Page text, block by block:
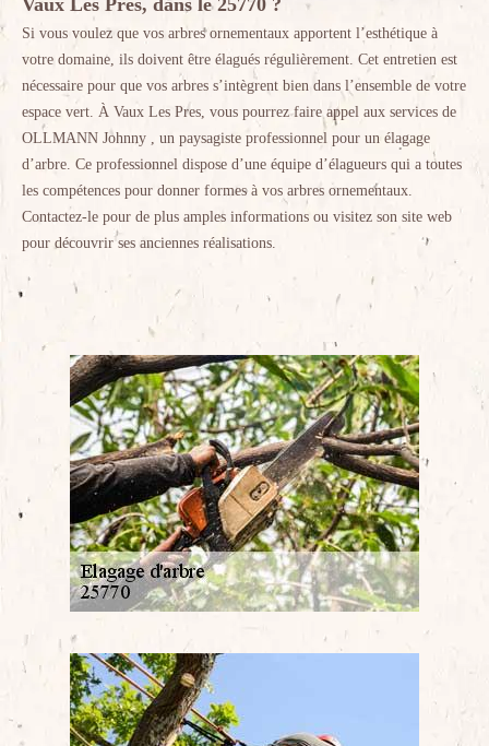
Vaux Les Pres, dans le 25770 ?
Si vous voulez que vos arbres ornementaux apportent l’esthétique à
votre domaine, ils doivent être élagués régulièrement. Cet entretien est
nécessaire pour que vos arbres s’intègrent bien dans l’ensemble de votre
espace vert. À Vaux Les Pres, vous pourrez faire appel aux services de
OLLMANN Johnny , un paysagiste professionnel pour un élagage
d’arbre. Ce professionnel dispose d’une équipe d’élagueurs qui a toutes
les compétences pour donner formes à vos arbres ornementaux.
Contactez-le pour de plus amples informations ou visitez son site web
pour découvrir ses anciennes réalisations.